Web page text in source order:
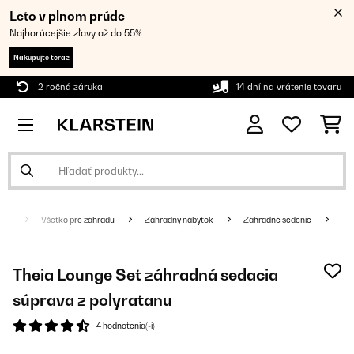
Leto v plnom prúde
Najhorúcejšie zľavy až do 55%
Nakupujte teraz
2 ročná záruka 14 dní na vrátenie tovaru
Všetko pre záhradu Záhradný nábytok Záhradné sedenie
Theia Lounge Set záhradná sedacia
súprava z polyratanu
4 hodnotenia(-í)